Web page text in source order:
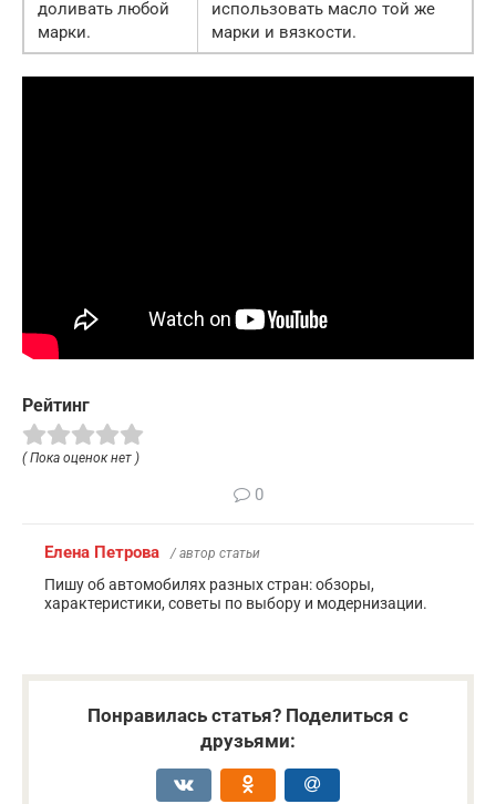
доливать любой
марки.
использовать масло той же
марки и вязкости.
Рейтинг
( Пока оценок нет )
0
Елена Петрова / автор статьи
Пишу об автомобилях разных стран: обзоры,
характеристики, советы по выбору и модернизации.
Понравилась статья? Поделиться с
друзьями: